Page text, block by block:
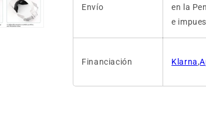
Envío
en la
e
Financiación Klarna,